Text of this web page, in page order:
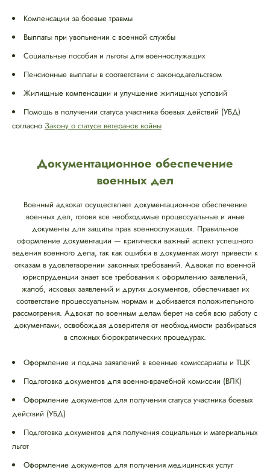
Компенсации за боевые травмы
Выплаты при увольнении с военной службы
Социальные пособия и льготы для военнослужащих
Пенсионные выплаты в соответствии с законодательством
Жилищные компенсации и улучшение жилищных условий
Помощь в получении статуса участника боевых действий (УБД)
согласно Закону о статусе ветеранов войны
Документационное обеспечение
военных дел
Военный адвокат осуществляет документационное обеспечение
военных дел, готовя все необходимые процессуальные и иные
документы для защиты прав военнослужащих. Правильное
оформление документации — критически важный аспект успешного
ведения военного дела, так как ошибки в документах могут привести к
отказам в удовлетворении законных требований. Адвокат по военной
юриспруденции знает все требования к оформлению заявлений,
жалоб, исковых заявлений и других документов, обеспечивает их
соответствие процессуальным нормам и добивается положительного
рассмотрения. Адвокат по военным делам берет на себя всю работу с
документами, освобождая доверителя от необходимости разбираться
в сложных бюрократических процедурах.
Оформление и подача заявлений в военные комиссариаты и ТЦК
Подготовка документов для военно-врачебной комиссии (ВЛК)
Оформление документов для получения статуса участника боевых
действий (УБД)
Подготовка документов для получения социальных и материальных
льгот
Оформление документов для получения медицинских услуг